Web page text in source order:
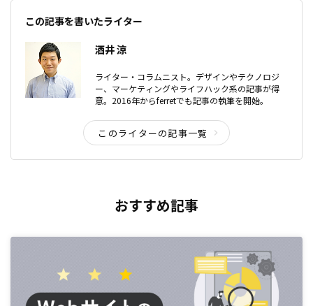
この記事を書いたライター
酒井 涼
ライター・コラムニスト。デザインやテクノロジ
ー、マーケティングやライフハック系の記事が得
意。2016年からferretでも記事の執筆を開始。
このライターの記事一覧
おすすめ記事